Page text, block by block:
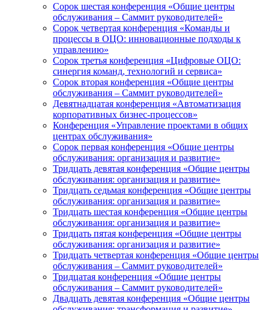
Сорок шестая конференция «Общие центры
обслуживания – Саммит руководителей»
Сорок четвертая конференция «Команды и
процессы в ОЦО: инновационные подходы к
управлению»
Сорок третья конференция «Цифровые ОЦО:
синергия команд, технологий и сервиса»
Сорок вторая конференция «Общие центры
обслуживания – Саммит руководителей»
Девятнадцатая конференция «Автоматизация
корпоративных бизнес-процессов»
Конференция «Управление проектами в общих
центрах обслуживания»
Сорок первая конференция «Общие центры
обслуживания: организация и развитие»
Тридцать девятая конференция «Общие центры
обслуживания: организация и развитие»
Тридцать седьмая конференция «Общие центры
обслуживания: организация и развитие»
Тридцать шестая конференция «Общие центры
обслуживания: организация и развитие»
Тридцать пятая конференция «Общие центры
обслуживания: организация и развитие»
Тридцать четвертая конференция «Общие центры
обслуживания – Саммит руководителей»
Тридцатая конференция «Общие центры
обслуживания – Саммит руководителей»
Двадцать девятая конференция «Общие центры